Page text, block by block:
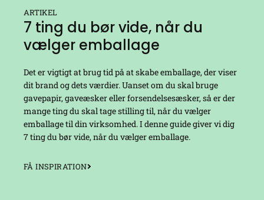
ARTIKEL
7 ting du bør vide, når du
vælger emballage
Det er vigtigt at brug tid på at skabe emballage, der viser
dit brand og dets værdier. Uanset om du skal bruge
gavepapir, gaveæsker eller forsendelsesæsker, så er der
mange ting du skal tage stilling til, når du vælger
emballage til din virksomhed. I denne guide giver vi dig
7 ting du bør vide, når du vælger emballage.
FÅ INSPIRATION